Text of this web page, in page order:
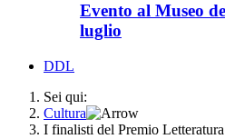
Evento al Museo
luglio
DDL
Sei qui:
Cultura
I finalisti del Premio